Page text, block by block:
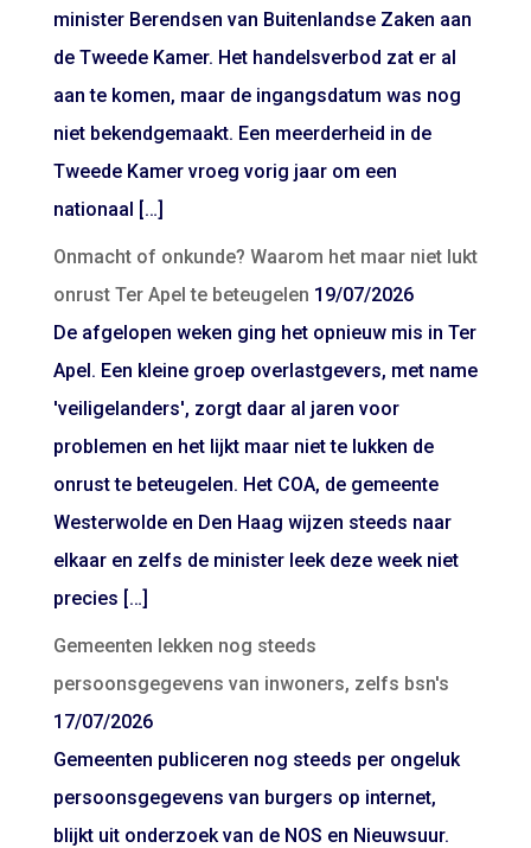
minister Berendsen van Buitenlandse Zaken aan
de Tweede Kamer. Het handelsverbod zat er al
aan te komen, maar de ingangsdatum was nog
niet bekendgemaakt. Een meerderheid in de
Tweede Kamer vroeg vorig jaar om een
nationaal […]
Onmacht of onkunde? Waarom het maar niet lukt
onrust Ter Apel te beteugelen 19/07/2026
De afgelopen weken ging het opnieuw mis in Ter
Apel. Een kleine groep overlastgevers, met name
'veiligelanders', zorgt daar al jaren voor
problemen en het lijkt maar niet te lukken de
onrust te beteugelen. Het COA, de gemeente
Westerwolde en Den Haag wijzen steeds naar
elkaar en zelfs de minister leek deze week niet
precies […]
Gemeenten lekken nog steeds
persoonsgegevens van inwoners, zelfs bsn's
17/07/2026
Gemeenten publiceren nog steeds per ongeluk
persoonsgegevens van burgers op internet,
blijkt uit onderzoek van de NOS en Nieuwsuur.